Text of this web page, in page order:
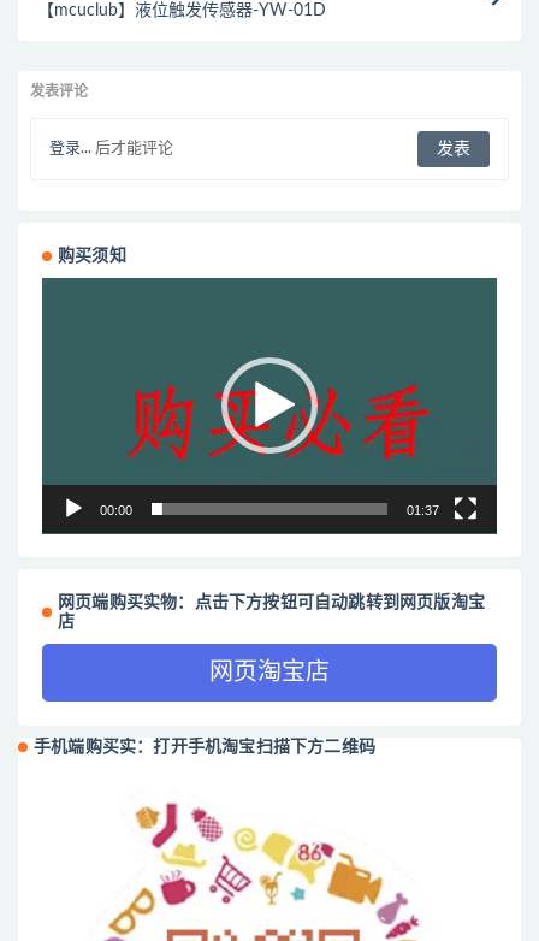
【mcuclub】液位触发传感器-YW-01D
发表评论
登录... 后才能评论
购买须知
00:00 01:37
网页端购买实物：点击下方按钮可自动跳转到网页版淘宝
店
网页淘宝店
手机端购买实：打开手机淘宝扫描下方二维码